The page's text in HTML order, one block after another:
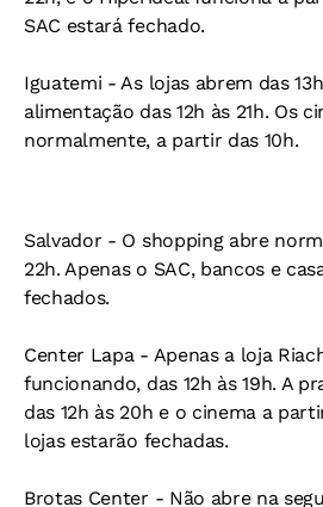
SAC estará fechado.
Iguatemi - As lojas abrem das
alimentação das 12h às 21h. Os
normalmente, a partir das 10h.
Salvador - O shopping abre
22h. Apenas o SAC, bancos e
fechados.
Center Lapa - Apenas a loja
funcionando, das 12h às 19h. A
das 12h às 20h e o cinema a
lojas estarão fechadas.
Brotas Center - Não abre na